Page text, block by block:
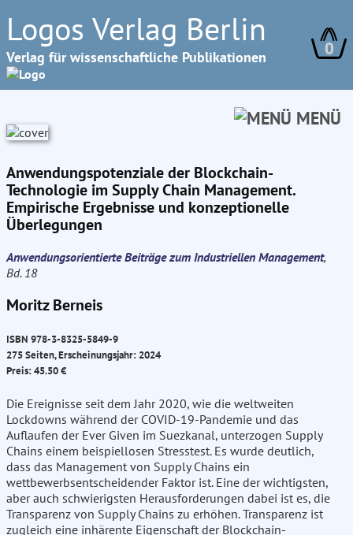
Logos Verlag Berlin
Verlag für wissenschaftliche Publikationen 0
MENÜ
Anwendungspotenziale der Blockchain-
Technologie im Supply Chain Management.
Empirische Ergebnisse und konzeptionelle
Überlegungen
Anwendungsorientierte Beiträge zum Industriellen Management,
Bd. 18
Moritz Berneis
ISBN 978-3-8325-5849-9
275 Seiten, Erscheinungsjahr: 2024
Preis: 45.50 €
Die Ereignisse seit dem Jahr 2020, wie die weltweiten
Lockdowns während der COVID-19-Pandemie und das
Auflaufen der Ever Given im Suezkanal, unterzogen Supply
Chains einem beispiellosen Stresstest. Es wurde deutlich,
dass das Management von Supply Chains ein
wettbewerbsentscheidender Faktor ist. Eine der wichtigsten,
aber auch schwierigsten Herausforderungen dabei ist es, die
Transparenz von Supply Chains zu erhöhen. Transparenz ist
zugleich eine inhärente Eigenschaft der Blockchain-